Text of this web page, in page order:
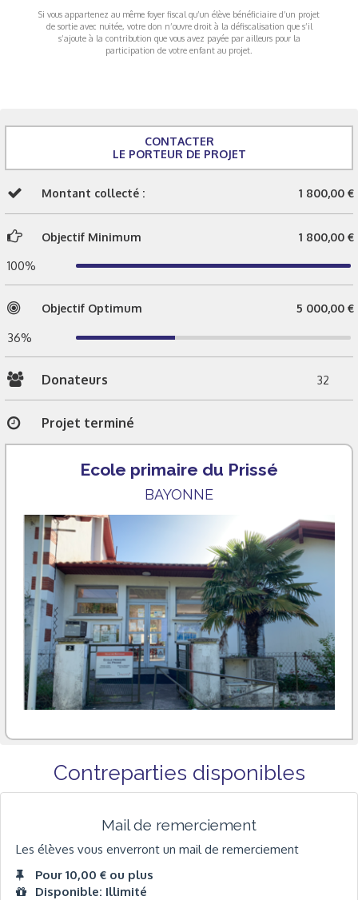
Si vous appartenez au même foyer fiscal qu’un élève bénéficiaire d’un projet
de sortie avec nuitée, votre don n’ouvre droit à la défiscalisation que s’il
s’ajoute à la contribution que vous avez payée par ailleurs pour la
participation de votre enfant au projet.
CONTACTER
LE PORTEUR DE PROJET
Montant collecté : 1 800,00 €
Objectif Minimum 1 800,00 €
100%
Objectif Optimum 5 000,00 €
36%
Donateurs 32
Projet terminé
Ecole primaire du Prissé
BAYONNE
Contreparties disponibles
Mail de remerciement
Les élèves vous enverront un mail de remerciement
Pour 10,00 € ou plus
Disponible: Illimité